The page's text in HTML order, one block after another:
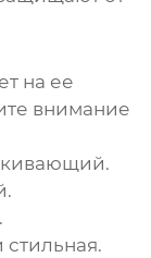
на ее
внимание
стильная.